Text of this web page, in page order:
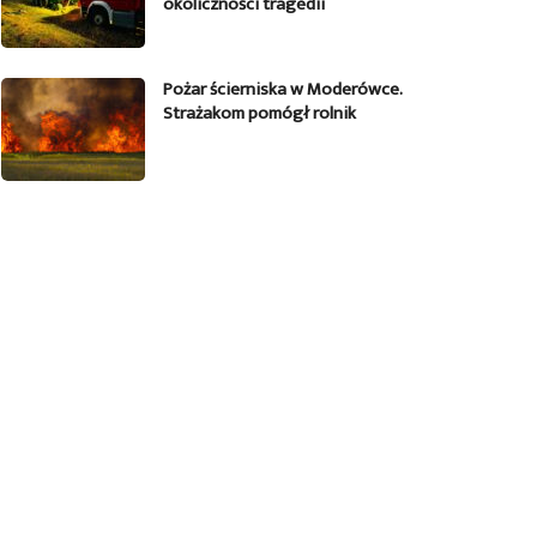
Pożar ścierniska w Moderówce.
Strażakom pomógł rolnik